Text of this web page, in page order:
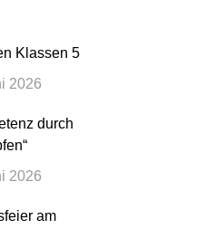
Klassen 5
2026
durch
2026
am